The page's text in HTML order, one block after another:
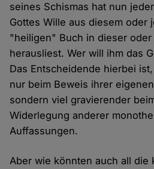
seines Schismas hat nun
Gottes Wille aus diesem oder
"heiligen" Buch in dieser oder
herausliest. Wer will ihm das
Das Entscheidende hierbei
nur beim Beweis ihrer
sondern viel gravierender
Widerlegung anderer
Auffassungen.
Aber wie könnten auch all die